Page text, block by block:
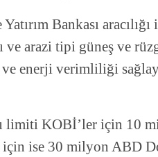
Bankası aracılığı
ve arazi tipi güneş ve
enerji verimliliği
limiti KOBİ’ler için 10
ise 30 milyon ABD